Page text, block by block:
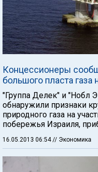
Концессионеры
большого пласта газа
"Группа Делек" и "Нобл
обнаружили признаки
природного газа на
побережья Израиля,
16.05.2013 06:54// Экономика